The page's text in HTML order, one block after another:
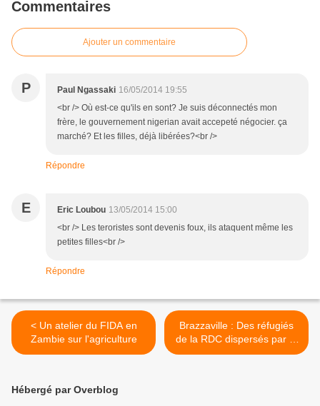
Commentaires
Ajouter un commentaire
P Paul Ngassaki 16/05/2014 19:55
<br /> Où est-ce qu'ils en sont? Je suis déconnectés mon
frère, le gouvernement nigerian avait accepeté négocier. ça
marché? Et les filles, déjà libérées?<br />
Répondre
E Eric Loubou 13/05/2014 15:00
<br /> Les teroristes sont devenis foux, ils ataquent même les
petites filles<br />
Répondre
< Un atelier du FIDA en
Zambie sur l'agriculture
Brazzaville : Des réfugiés
de la RDC dispersés par la
police devant le HCR >
Hébergé par Overblog